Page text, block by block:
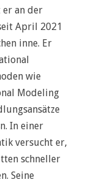
er an der
April 2021
inne. Er
wie
Modeling
In einer
versucht er,
schneller
Seine